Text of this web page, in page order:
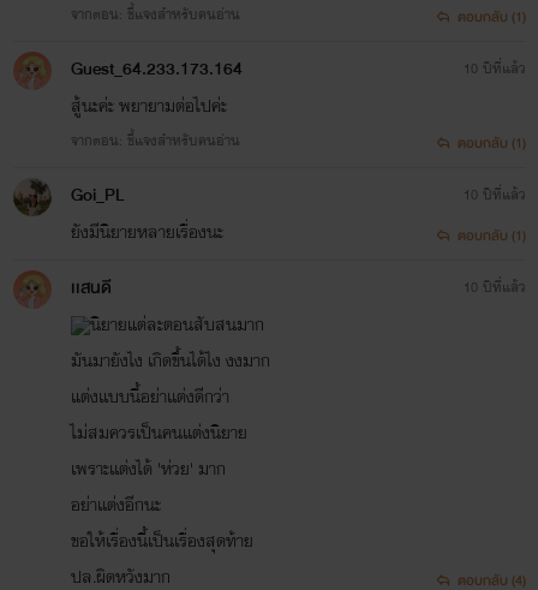
จากตอน: ชี้แจงสำหรับคนอ่าน ตอบกลับ (1)
Guest_64.233.173.164
สู้นะค่ะ พยายามต่อไปค่ะ
จากตอน: ชี้แจงสำหรับคนอ่าน
10 ปีที่แล้ว
ตอบกลับ (1)
Goi_PL
ยังมีนิยายหลายเรื่องนะ
10 ปีที่แล้ว
ตอบกลับ (1)
เเสนดี
นิยายแต่ละตอนสับสนมาก
มันมายังไง เกิดขึ้นได้ไง งงมาก
แต่งเเบบนี้อย่าเเต่งดีกว่า
ไม่สมควรเป็นคนเเต่งนิยาย
เพราะเเต่งได้ 'ห่วย' มาก
อย่าเเต่งอีกนะ
ขอให้เรื่องนี้เป็นเรื่องสุดท้าย
ปล.ผิดหวังมาก
10 ปีที่แล้ว
ตอบกลับ (4)